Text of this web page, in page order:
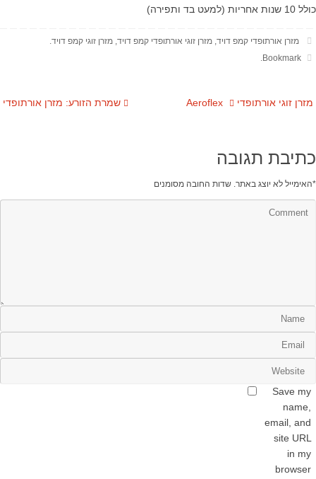
כולל 10 שנות אחריות (למעט בד ותפירה)
מזרן אורתופדי קמפ דויד, מזרן זוגי אורתופדי קמפ דויד, מזרן זוגי קמפ דויד.
Bookmark
.
שמרת הזורע: מזרן אורתופדי מזרן זוגי אורתופדי Aeroflex
כתיבת תגובה
האימייל לא יוצג באתר. שדות החובה מסומנים *
Save my
name,
email, and
site URL
in my
browser